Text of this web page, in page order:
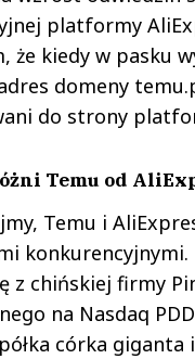
platformy
że kiedy w pasku
domeny
do strony
Temu od
Temu i
konkurencyjnymi.
z chińskiej firmy
na Nasdaq
córka